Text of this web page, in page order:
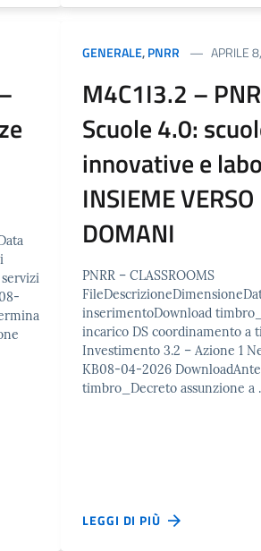
GENERALE,PNRR APRILE
M4C1I3.2 –
Scuole 4.0:
innovative e
INSIEME
DOMANI
PNRR – CLASSROOMS
inserimentoDownload
incarico DS coordinamento a
Investimento 3.2 – Azione 1
KB08-04-2026
timbro_Decreto assunzione a
LEGGI DI PIÙ